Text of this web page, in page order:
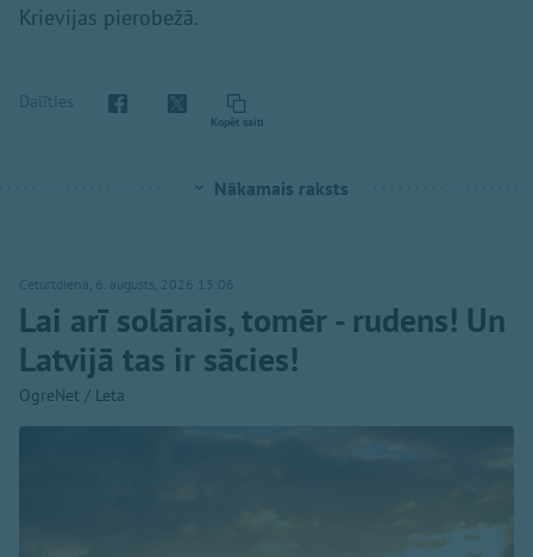
Krievijas pierobežā.
Dalīties
Kopēt saiti
Nākamais raksts
Ceturtdiena, 6. augusts, 2026 13:06
Lai arī solārais, tomēr - rudens! Un
Latvijā tas ir sācies!
OgreNet / Leta